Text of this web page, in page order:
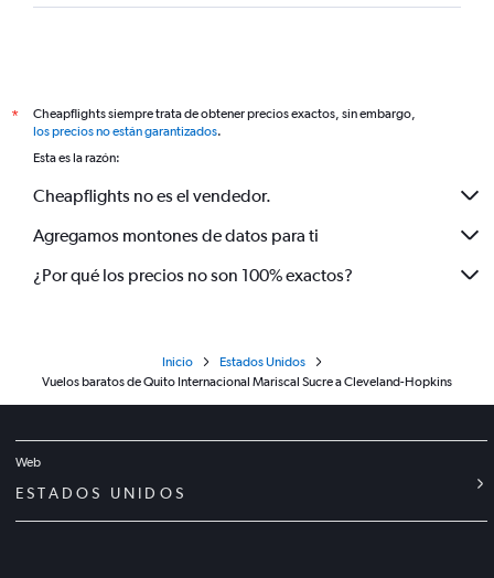
*
Cheapflights siempre trata de obtener precios exactos, sin embargo,
los precios no están garantizados.
Esta es la razón:
Cheapflights no es el vendedor.
Agregamos montones de datos para ti
¿Por qué los precios no son 100% exactos?
Inicio
Estados Unidos
Vuelos baratos de Quito Internacional Mariscal Sucre a Cleveland-Hopkins
Web
ESTADOS UNIDOS